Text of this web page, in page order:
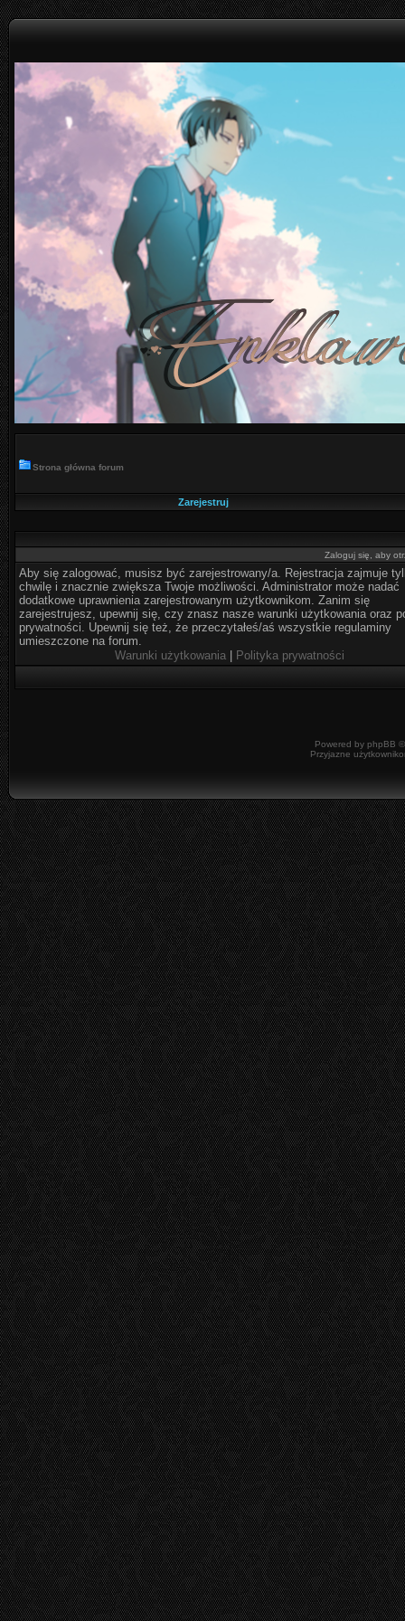
Strona główna forum
Zarejestruj
Zaloguj się, aby
Aby się zalogować, musisz być zarejestrowany/a. Rejestracja zajmuje
chwilę i znacznie zwiększa Twoje możliwości. Administrator może nadać
dodatkowe uprawnienia zarejestrowanym użytkownikom. Zanim się
zarejestrujesz, upewnij się, czy znasz nasze warunki użytkowania oraz
prywatności. Upewnij się też, że przeczytałeś/aś wszystkie regulaminy
umieszczone na forum.
Warunki użytkowania| Polityka prywatności
Powered by phpBB
Przyjazne